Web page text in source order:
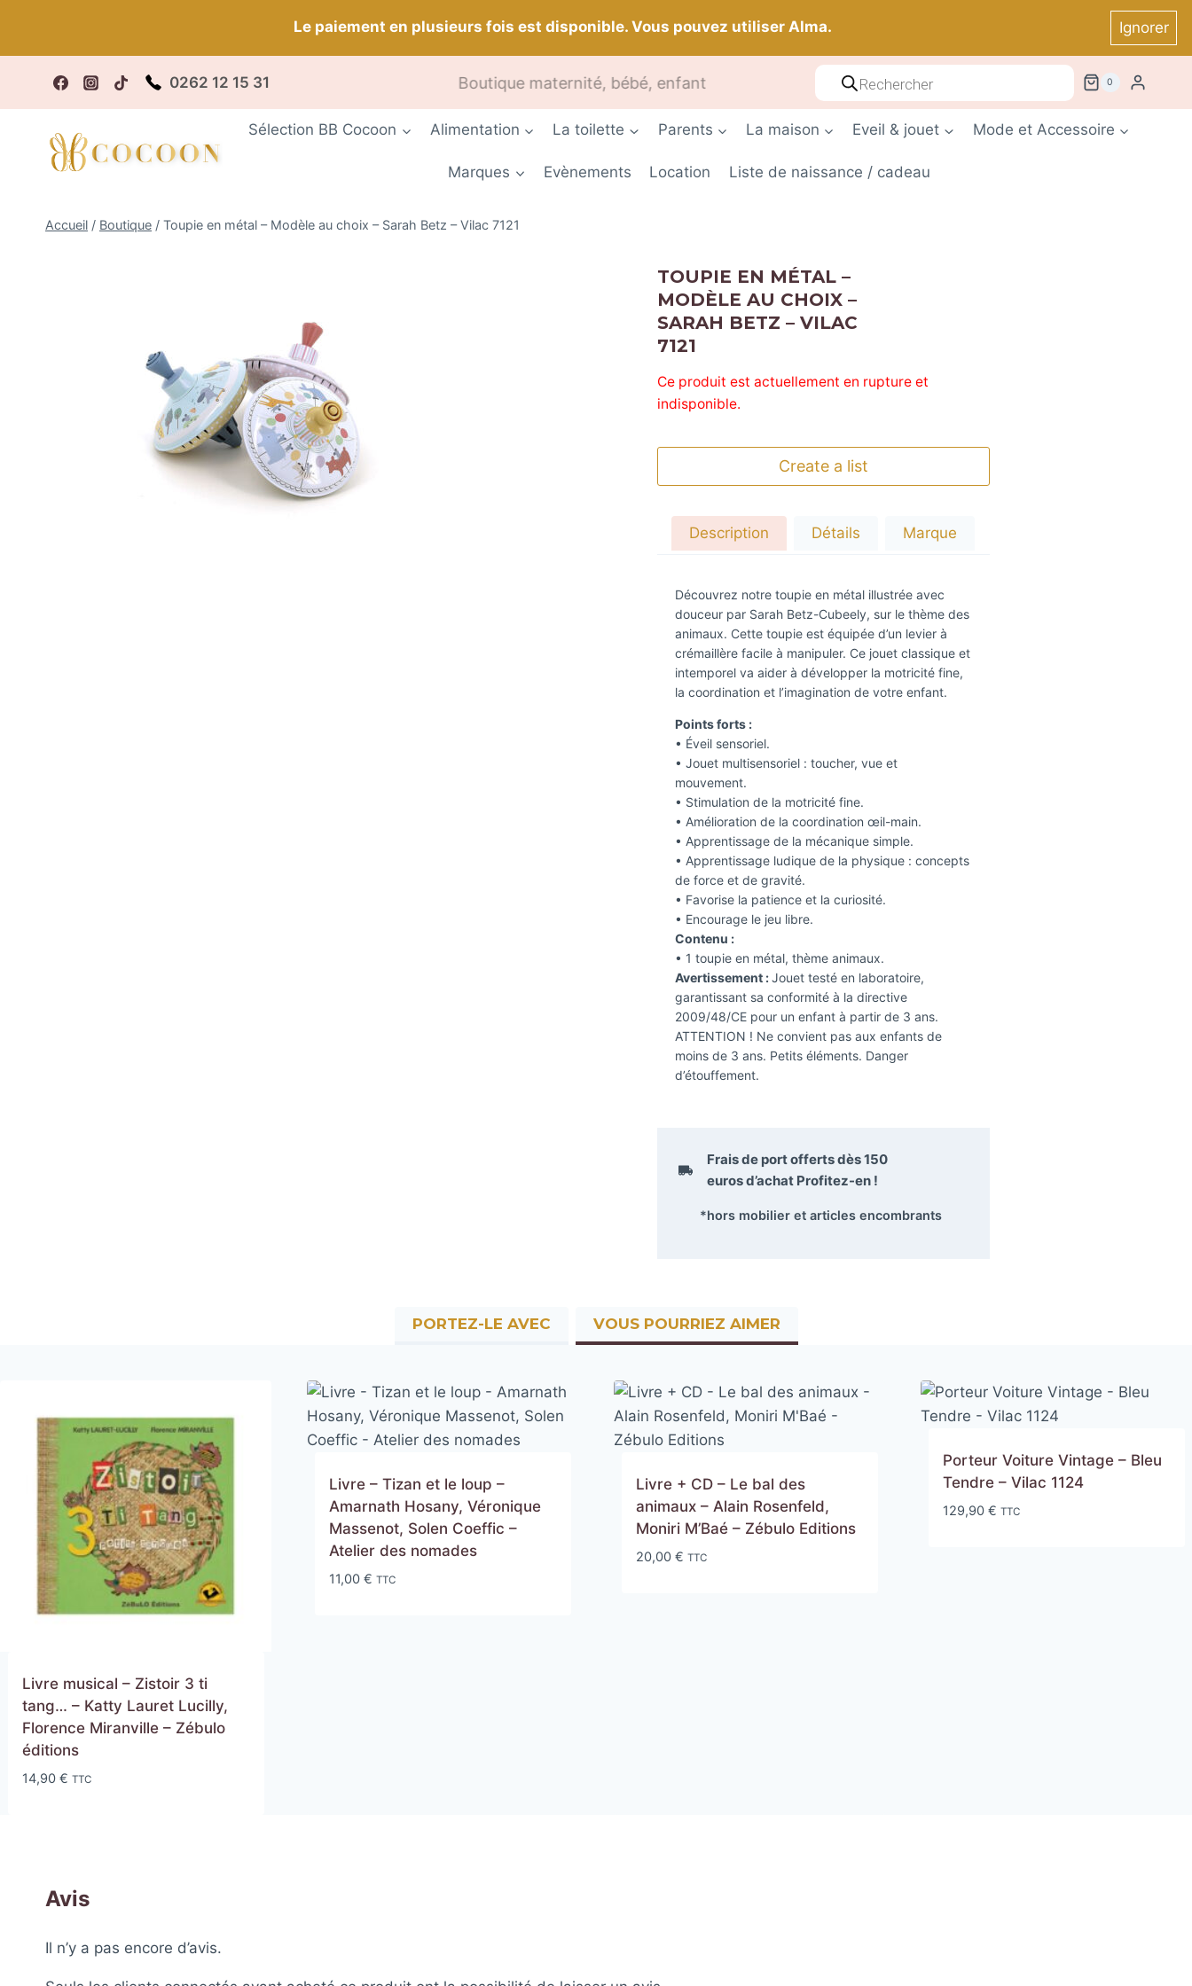
contenu
Le paiement en plusieurs fois est disponible. Vous pouvez utiliser Alma. Ignorer
0262 12 15 31 Boutique maternité, bébé, enfant
Frais de port offerts dès150 eurosd’achat Profitez-en ! *
Recherche
produits
0
Sélection BB Cocoon Alimentation La toilette Parents La maison Eveil & jouet Mode et Accessoire
Marques Evènements Location Liste de naissance / cadeau
Accueil / Boutique / Toupie en métal – Modèle au choix – Sarah Betz – Vilac 7121
TOUPIE EN MÉTAL –
MODÈLE AU CHOIX –
SARAH BETZ – VILAC
7121
Ce produit est actuellement en rupture et
indisponible.
Create a list
Description Détails Marque
Découvrez notre toupie en métal illustrée avec
douceur par Sarah Betz-Cubeely, sur le thème des
animaux. Cette toupie est équipée d’un levier à
crémaillère facile à manipuler. Ce jouet classique et
intemporel va aider à développer la motricité fine,
la coordination et l’imagination de votre enfant.
Points forts :
• Éveil sensoriel.
• Jouet multisensoriel : toucher, vue et
mouvement.
• Stimulation de la motricité fine.
• Amélioration de la coordination œil-main.
• Apprentissage de la mécanique simple.
• Apprentissage ludique de la physique : concepts
de force et de gravité.
• Favorise la patience et la curiosité.
• Encourage le jeu libre.
Contenu :
• 1 toupie en métal, thème animaux.
Avertissement :Jouet testé en laboratoire,
garantissant sa conformité à la directive
2009/48/CE pour un enfant à partir de 3 ans.
ATTENTION ! Ne convient pas aux enfants de
moins de 3 ans. Petits éléments. Danger
d’étouffement.
Frais de port offerts dès150
eurosd’achat Profitez-en !
*hors mobilier et articles encombrants
PORTEZ-LE AVEC VOUS POURRIEZ AIMER
Livre musical – Zistoir 3 ti
tang… – Katty Lauret Lucilly,
Florence Miranville – Zébulo
éditions
14,90 € TTC
Livre – Tizan et le loup –
Amarnath Hosany, Véronique
Massenot, Solen Coeffic –
Atelier des nomades
11,00 € TTC
Livre + CD – Le bal des
animaux – Alain Rosenfeld,
Moniri M’Baé – Zébulo Editions
20,00 € TTC
Porteur Voiture Vintage – Bleu
Tendre – Vilac 1124
129,90 € TTC
Avis
Il n’y a pas encore d’avis.